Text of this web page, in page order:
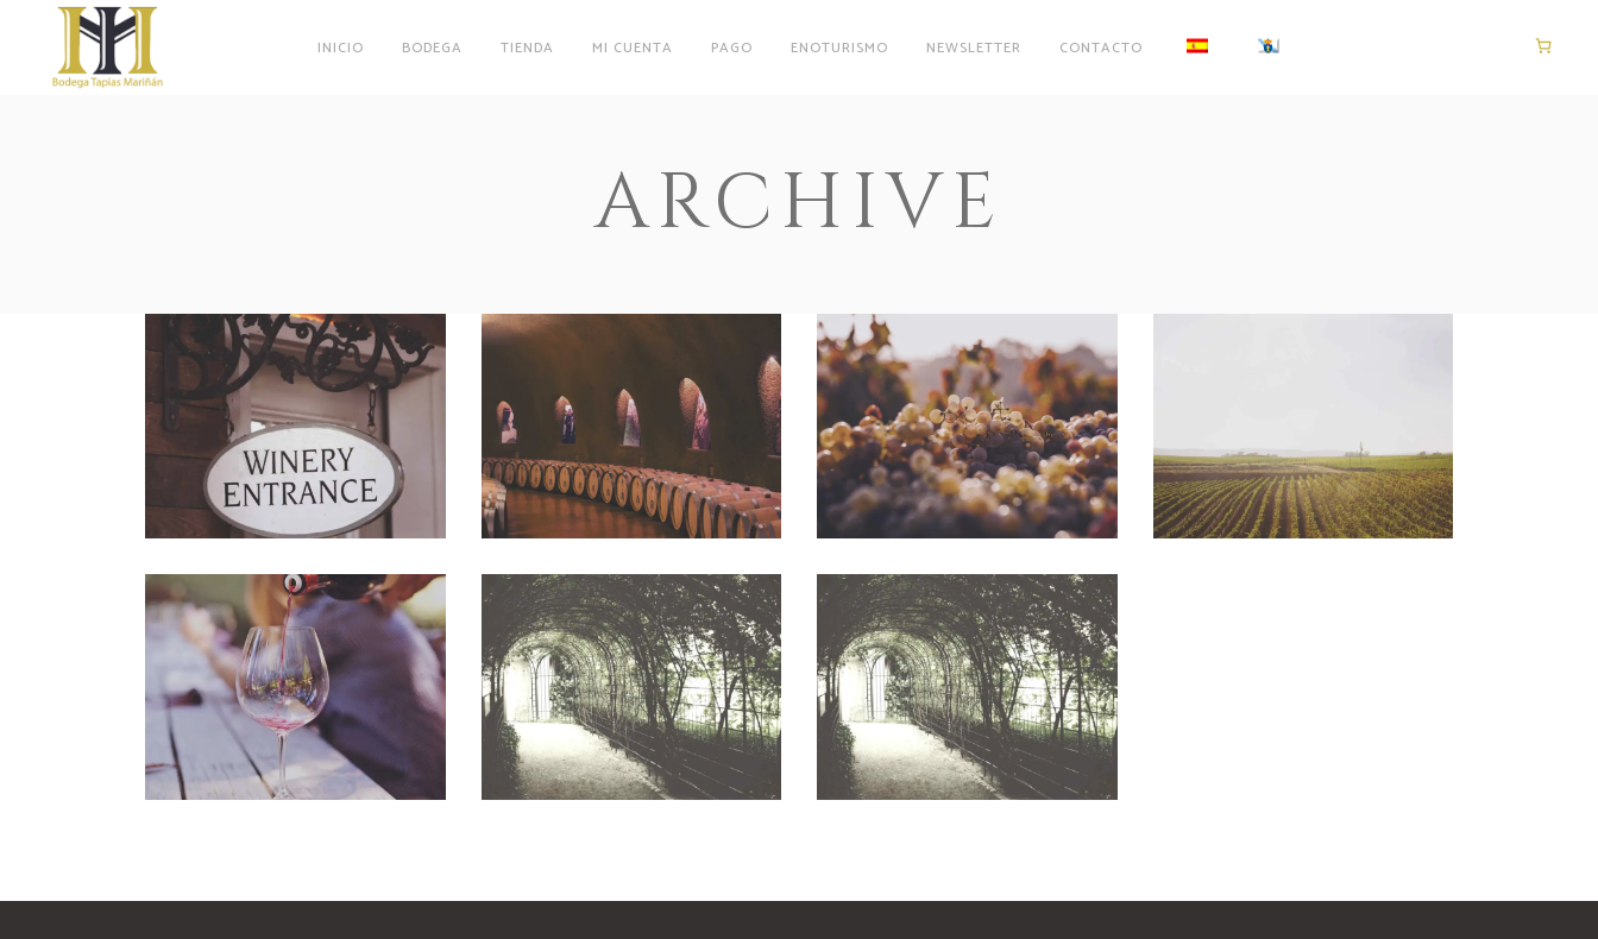
INICIO BODEGA TIENDA MI CUENTA PAGO ENOTURISMO NEWSLETTER CONTACTO
ARCHIVE
Red Wine
Photography
Wine Club
Photography
Green Wine
Photography
Wineyards
Photography
White Wine
Photography
Wineyards
Photography